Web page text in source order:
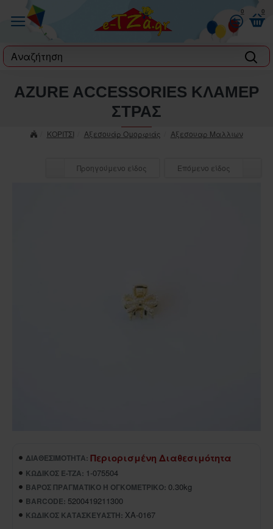
0 0
label
ΚΟΡΙΤΣΙ Αξεσουάρ Ομορφιάς Αξεσουαρ Μαλλιων
AZURE ACCESSORIES ΚΛΑΜΕΡ
ΣΤΡΑΣ
Προηγούμενο είδος Επόμενο είδος
ΔΙΑΘΕΣΙΜΌΤΗΤΑ: Περιορισμένη Διαθεσιμότητα
ΚΩΔΙΚΌΣ E-TZA: 1-075504
ΒΆΡΟΣ ΠΡΑΓΜΑΤΙΚΌ Ή ΟΓΚΟΜΕΤΡΙΚΌ: 0.30kg
BARCODE: 5200419211300
ΚΩΔΙΚΌΣ ΚΑΤΑΣΚΕΥΑΣΤΉ: XA-0167